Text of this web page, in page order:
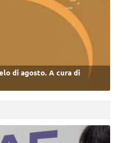
di agosto. A cura di